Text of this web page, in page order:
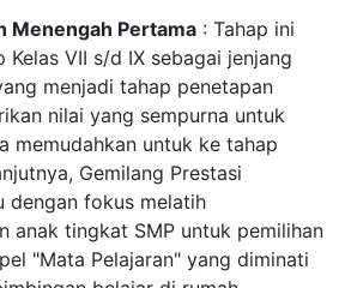
Menengah Pertama : Tahap ini
Kelas VII s/d IX sebagai jenjang
menjadi tahap penetapan
nilai yang sempurna untuk
memudahkan untuk ke tahap
Gemilang Prestasi
dengan fokus melatih
anak tingkat SMP untuk pemilihan
"Mata Pelajaran" yang diminati